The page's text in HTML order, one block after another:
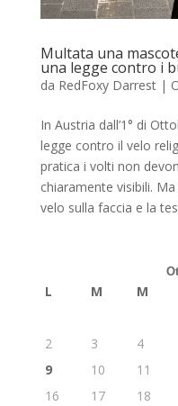
Multata una
una legge contro i
da RedFoxy Darrest|
In Austria dall’1° di
legge contro il velo
pratica i volti non
chiaramente visibili.
velo sulla faccia e la
L M M
2
3 4
9
10 11
16
17 18